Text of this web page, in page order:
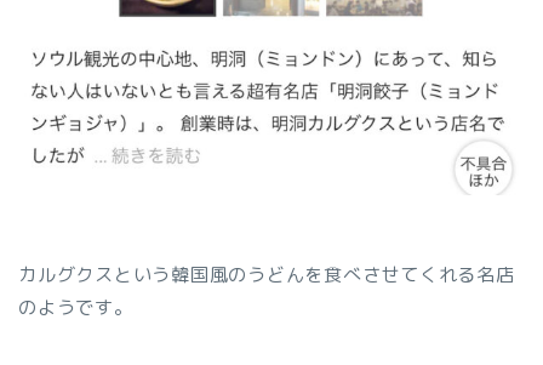
カルグクスという韓国風のうどんを食べさせてくれる名店
のようです。